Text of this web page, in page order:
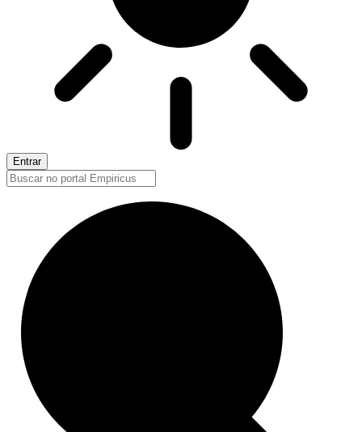
Entrar